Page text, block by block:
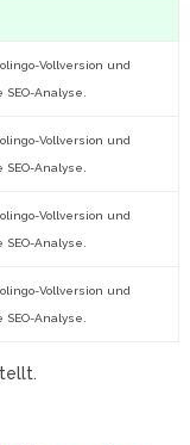
Vollversion und
Analyse.
Vollversion und
Analyse.
Vollversion und
Analyse.
Vollversion und
Analyse.